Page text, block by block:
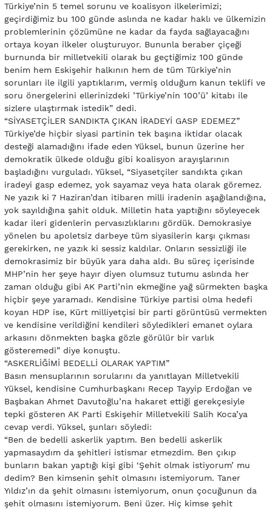
Türkiye’nin 5 temel sorunu ve koalisyon ilkelerimizi;
geçirdiğimiz bu 100 günde aslında ne kadar haklı ve ülkemizin
problemlerinin çözümüne ne kadar da fayda sağlayacağını
ortaya koyan ilkeler oluşturuyor. Bununla beraber çiçeği
burnunda bir milletvekili olarak bu geçtiğimiz 100 günde
benim hem Eskişehir halkının hem de tüm Türkiye’nin
sorunları ile ilgili yaptıklarım, vermiş olduğum kanun teklifi ve
soru önergelerini ellerinizdeki ’Türkiye’nin 100’ü’ kitabı ile
sizlere ulaştırmak istedik” dedi.
“SİYASETÇİLER SANDIKTA ÇIKAN İRADEYİ GASP EDEMEZ”
Türkiye’de hiçbir siyasi partinin tek başına iktidar olacak
desteği alamadığını ifade eden Yüksel, bunun üzerine her
demokratik ülkede olduğu gibi koalisyon arayışlarının
başladığını vurguladı. Yüksel, “Siyasetçiler sandıkta çıkan
iradeyi gasp edemez, yok sayamaz veya hata olarak göremez.
Ne yazık ki 7 Haziran’dan itibaren milli iradenin aşağılandığına,
yok sayıldığına şahit olduk. Milletin hata yaptığını söyleyecek
kadar ileri gidenlerin pervasızlıklarını gördük. Demokrasiye
yönelen bu apoletsiz darbeye tüm siyasilerin karşı çıkması
gerekirken, ne yazık ki sessiz kaldılar. Onların sessizliği ile
demokrasimiz bir büyük yara daha aldı. Bu süreç içerisinde
MHP’nin her şeye hayır diyen olumsuz tutumu aslında her
zaman olduğu gibi AK Parti’nin ekmeğine yağ sürmekten başka
hiçbir şeye yaramadı. Kendisine Türkiye partisi olma hedefi
koyan HDP ise, Kürt milliyetçisi bir parti görüntüsü vermekten
ve kendisine verildiğini kendileri söyledikleri emanet oylara
arkasını dönmekten başka gözle görülür bir varlık
gösteremedi” diye konuştu.
“ASKERLİĞİMİ BEDELLİ OLARAK YAPTIM”
Basın mensuplarının sorularını da yanıtlayan Milletvekili
Yüksel, kendisine Cumhurbaşkanı Recep Tayyip Erdoğan ve
Başbakan Ahmet Davutoğlu’na hakaret ettiği gerekçesiyle
tepki gösteren AK Parti Eskişehir Milletvekili Salih Koca’ya
cevap verdi. Yüksel, şunları söyledi:
“Ben de bedelli askerlik yaptım. Ben bedelli askerlik
yapmasaydım da şehitleri istismar etmezdim. Ben çıkıp
bunların bakan yaptığı kişi gibi ‘Şehit olmak istiyorum’ mu
dedim? Ben kimsenin şehit olmasını istemiyorum. Taner
Yıldız’ın da şehit olmasını istemiyorum, onun çocuğunun da
şehit olmasını istemiyorum. Beni üzer. Hiç kimse şehit